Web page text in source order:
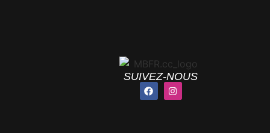
SUIVEZ-NOUS